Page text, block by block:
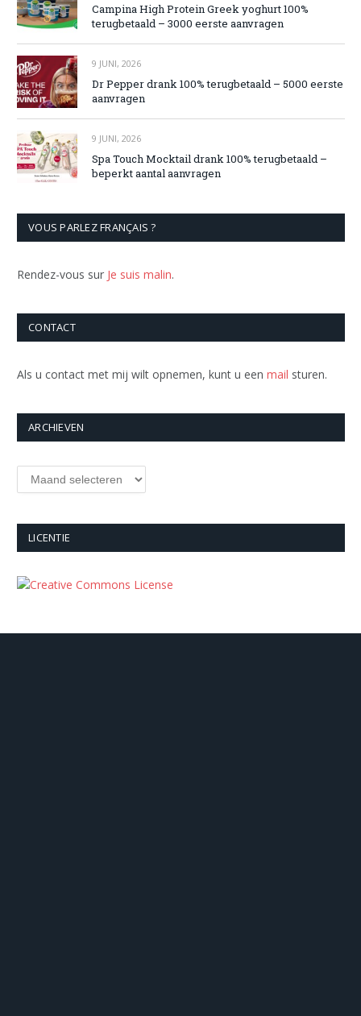
Campina High Protein Greek yoghurt 100%
terugbetaald – 3000 eerste aanvragen
9 JUNI, 2026
Dr Pepper drank 100% terugbetaald – 5000 eerste
aanvragen
9 JUNI, 2026
Spa Touch Mocktail drank 100% terugbetaald –
beperkt aantal aanvragen
VOUS PARLEZ FRANÇAIS ?
Rendez-vous sur Je suis malin.
CONTACT
Als u contact met mij wilt opnemen, kunt u een mail sturen.
ARCHIEVEN
Archieven
LICENTIE